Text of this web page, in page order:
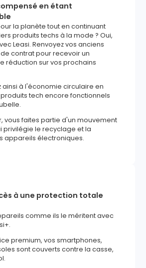
en étant
la planète tout en continuant
produits techs à la mode ? Oui,
Leasi. Renvoyez vos anciens
contrat pour recevoir un
réduction sur vos prochains
ainsi à l'économie circulaire en
tech encore fonctionnels
vous faites partie d'un mouvement
privilégie le recyclage et la
appareils électroniques.
à une protection totale
comme ils le méritent avec
premium, vos smartphones,
sont couverts contre la casse,